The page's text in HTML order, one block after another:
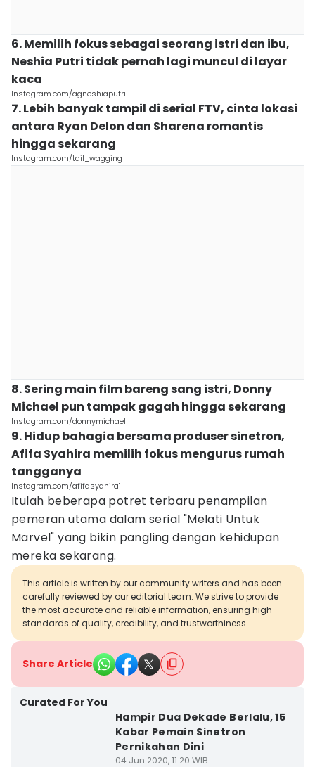
6. Memilih fokus sebagai seorang istri dan ibu,
Neshia Putri tidak pernah lagi muncul di layar
kaca
Instagram.com/agneshiaputri
7. Lebih banyak tampil di serial FTV, cinta lokasi
antara Ryan Delon dan Sharena romantis
hingga sekarang
Instagram.com/tail_wagging
8. Sering main film bareng sang istri, Donny
Michael pun tampak gagah hingga sekarang
Instagram.com/donnymichael
9. Hidup bahagia bersama produser sinetron,
Afifa Syahira memilih fokus mengurus rumah
tangganya
Instagram.com/afifasyahira1
Itulah beberapa potret terbaru penampilan
pemeran utama dalam serial "Melati Untuk
Marvel" yang bikin pangling dengan kehidupan
mereka sekarang.
This article is written by our community writers and has been
carefully reviewed by our editorial team. We strive to provide
the most accurate and reliable information, ensuring high
standards of quality, credibility, and trustworthiness.
Share Article
Curated For You
Hampir Dua Dekade Berlalu, 15
Kabar Pemain Sinetron
Pernikahan Dini
04 Jun 2020, 11:20 WIB